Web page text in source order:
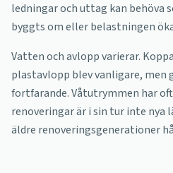
ledningar och uttag kan behöva
byggts om eller belastningen
Vatten och avlopp varierar.
plastavlopp blev vanligare,
fortfarande. Våtutrymmen har
renoveringar är i sin tur inte nya
äldre renoveringsgenerationer